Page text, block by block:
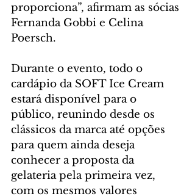
proporciona”, afirmam as sócias
Fernanda Gobbi e Celina
Poersch.
Durante o evento, todo o
cardápio da SOFT Ice Cream
estará disponível para o
público, reunindo desde os
clássicos da marca até opções
para quem ainda deseja
conhecer a proposta da
gelateria pela primeira vez,
com os mesmos valores